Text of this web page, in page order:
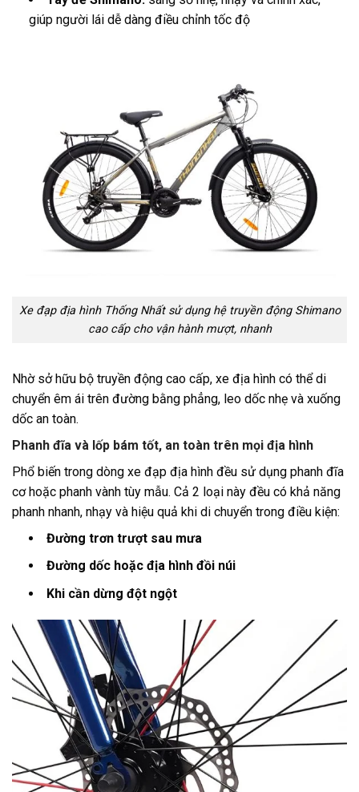
giúp người lái dễ dàng điều chỉnh tốc độ
Xe đạp địa hình Thống Nhất sử dụng hệ truyền động Shimano
cao cấp cho vận hành mượt, nhanh
Nhờ sở hữu bộ truyền động cao cấp, xe địa hình có thể di
chuyển êm ái trên đường bằng phẳng, leo dốc nhẹ và xuống
dốc an toàn.
Phanh đĩa và lốp bám tốt, an toàn trên mọi địa hình
Phổ biến trong dòng xe đạp địa hình đều sử dụng phanh đĩa
cơ hoặc phanh vành tùy mẫu. Cả 2 loại này đều có khả năng
phanh nhanh, nhạy và hiệu quả khi di chuyển trong điều kiện:
Đường trơn trượt sau mưa
Đường dốc hoặc địa hình đồi núi
Khi cần dừng đột ngột